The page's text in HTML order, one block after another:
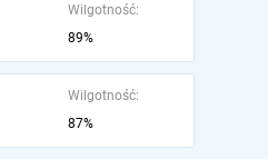
Wilgotność:
89%
Wilgotność:
87%